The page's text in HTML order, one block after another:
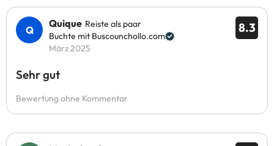
8.3
Quique Reiste als paar
Buchte mit Buscounchollo.com
März 2025
Sehr gut
Bewertung ohne Kommentar